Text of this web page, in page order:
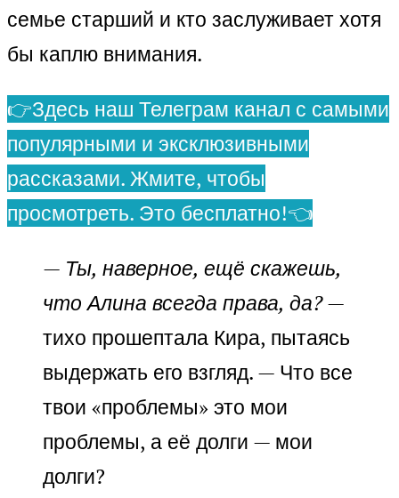
семье старший и кто заслуживает хотя
бы каплю внимания.
👉Здесь наш Телеграм канал с самыми
популярными и эксклюзивными
рассказами. Жмите, чтобы
просмотреть. Это бесплатно!👈
— Ты, наверное, ещё скажешь,
что Алина всегда права, да?—
тихо прошептала Кира, пытаясь
выдержать его взгляд. — Что все
твои «проблемы» это мои
проблемы, а её долги — мои
долги?